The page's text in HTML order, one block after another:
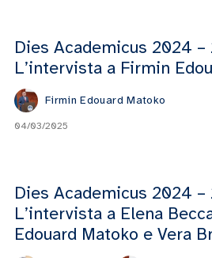
Dies Academicus 2024 –
L’intervista a Firmin
Firmin Edouard Matoko
04/03/2025
Dies Academicus 2024 –
L’intervista a Elena
Edouard Matoko e Vera